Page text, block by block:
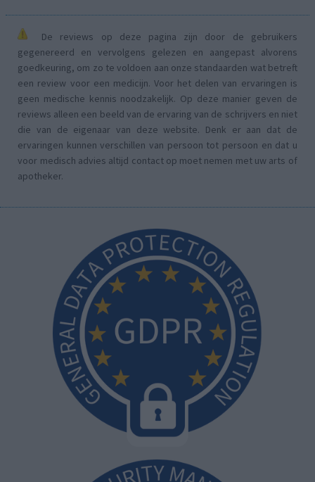
De reviews op deze pagina zijn door de gebruikers
gegenereerd en vervolgens gelezen en aangepast alvorens
goedkeuring, om zo te voldoen aan onze standaarden wat betreft
een review voor een medicijn. Voor het delen van ervaringen is
geen medische kennis noodzakelijk. Op deze manier geven de
reviews alleen een beeld van de ervaring van de schrijvers en niet
die van de eigenaar van deze website. Denk er aan dat de
ervaringen kunnen verschillen van persoon tot persoon en dat u
voor medisch advies altijd contact op moet nemen met uw arts of
apotheker.